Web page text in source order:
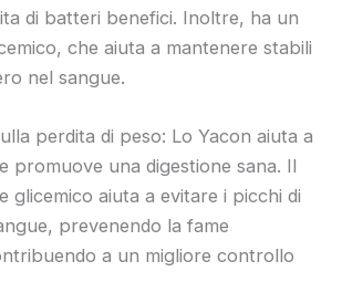
di batteri benefici. Inoltre, ha un
che aiuta a mantenere stabili
nel sangue.
perdita di peso: Lo Yacon aiuta a
promuove una digestione sana. Il
glicemico aiuta a evitare i picchi di
prevenendo la fame
a un migliore controllo